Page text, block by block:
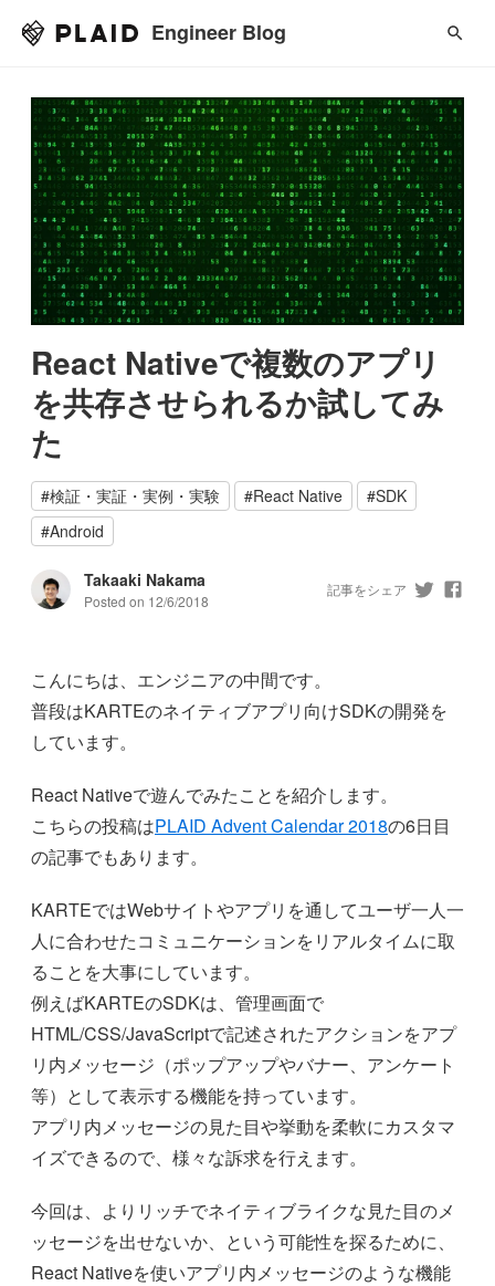
Engineer Blog
React Nativeで複数のアプリ
を共存させられるか試してみ
た
#検証・実証・実例・実験 #React Native #SDK
#Android
Takaaki Nakama
Posted on 12/6/2018
記事をシェア
こんにちは、エンジニアの中間です。
普段はKARTEのネイティブアプリ向けSDKの開発を
しています。
React Nativeで遊んでみたことを紹介します。
こちらの投稿はPLAID Advent Calendar 2018の6日目
の記事でもあります。
KARTEではWebサイトやアプリを通してユーザ一人一
人に合わせたコミュニケーションをリアルタイムに取
ることを大事にしています。
例えばKARTEのSDKは、管理画面で
HTML/CSS/JavaScriptで記述されたアクションをアプ
リ内メッセージ（ポップアップやバナー、アンケート
等）として表示する機能を持っています。
アプリ内メッセージの見た目や挙動を柔軟にカスタマ
イズできるので、様々な訴求を行えます。
今回は、よりリッチでネイティブライクな見た目のメ
ッセージを出せないか、という可能性を探るために、
React Nativeを使いアプリ内メッセージのような機能